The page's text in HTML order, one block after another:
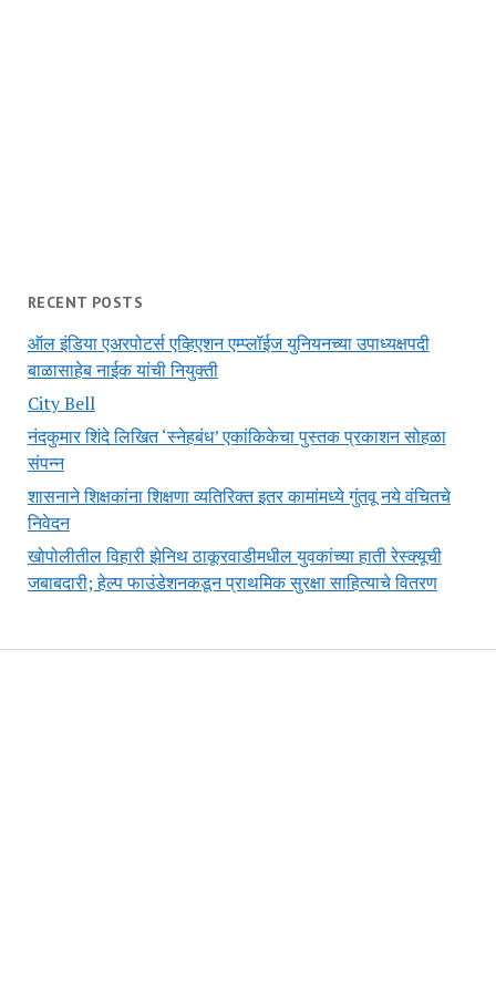
RECENT POSTS
ऑल इंडिया एअरपोटर्स एव्हिएशन एम्प्लॉईज युनियनच्या उपाध्यक्षपदी
बाळासाहेब नाईक यांची नियुक्ती
City Bell
नंदकुमार शिंदे लिखित ‘स्नेहबंध’ एकांकिकेचा पुस्तक प्रकाशन सोहळा
संपन्न
शासनाने शिक्षकांना शिक्षणा व्यतिरिक्त इतर कामांमध्ये गुंतवू नये वंचितचे
निवेदन
खोपोलीतील विहारी झेनिथ ठाकूरवाडीमधील युवकांच्या हाती रेस्क्यूची
जबाबदारी; हेल्प फाउंडेशनकडून प्राथमिक सुरक्षा साहित्याचे वितरण